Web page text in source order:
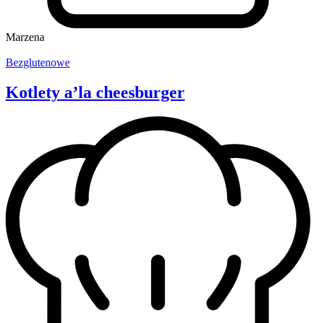
Marzena
Bezglutenowe
Kotlety a’la cheesburger